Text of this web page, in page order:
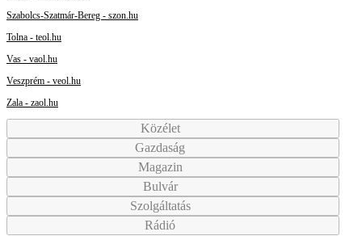
Szabolcs-Szatmár-Bereg - szon.hu
Tolna - teol.hu
Vas - vaol.hu
Veszprém - veol.hu
Zala - zaol.hu
Közélet
Gazdaság
Magazin
Bulvár
Szolgáltatás
Rádió